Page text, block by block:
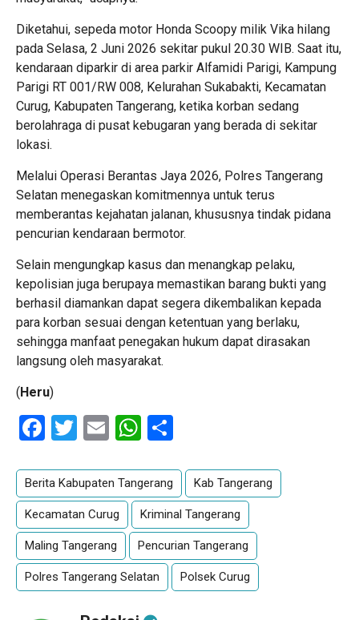
Diketahui, sepeda motor Honda Scoopy milik Vika hilang
pada Selasa, 2 Juni 2026 sekitar pukul 20.30 WIB. Saat itu,
kendaraan diparkir di area parkir Alfamidi Parigi, Kampung
Parigi RT 001/RW 008, Kelurahan Sukabakti, Kecamatan
Curug, Kabupaten Tangerang, ketika korban sedang
berolahraga di pusat kebugaran yang berada di sekitar
lokasi.
Melalui Operasi Berantas Jaya 2026, Polres Tangerang
Selatan menegaskan komitmennya untuk terus
memberantas kejahatan jalanan, khususnya tindak pidana
pencurian kendaraan bermotor.
Selain mengungkap kasus dan menangkap pelaku,
kepolisian juga berupaya memastikan barang bukti yang
berhasil diamankan dapat segera dikembalikan kepada
para korban sesuai dengan ketentuan yang berlaku,
sehingga manfaat penegakan hukum dapat dirasakan
langsung oleh masyarakat.
(Heru)
Facebook
Twitter
EmailWhatsApp
Berita Kabupaten Tangerang Kab Tangerang
Kecamatan Curug Kriminal Tangerang
Maling Tangerang Pencurian Tangerang
Polres Tangerang Selatan Polsek Curug